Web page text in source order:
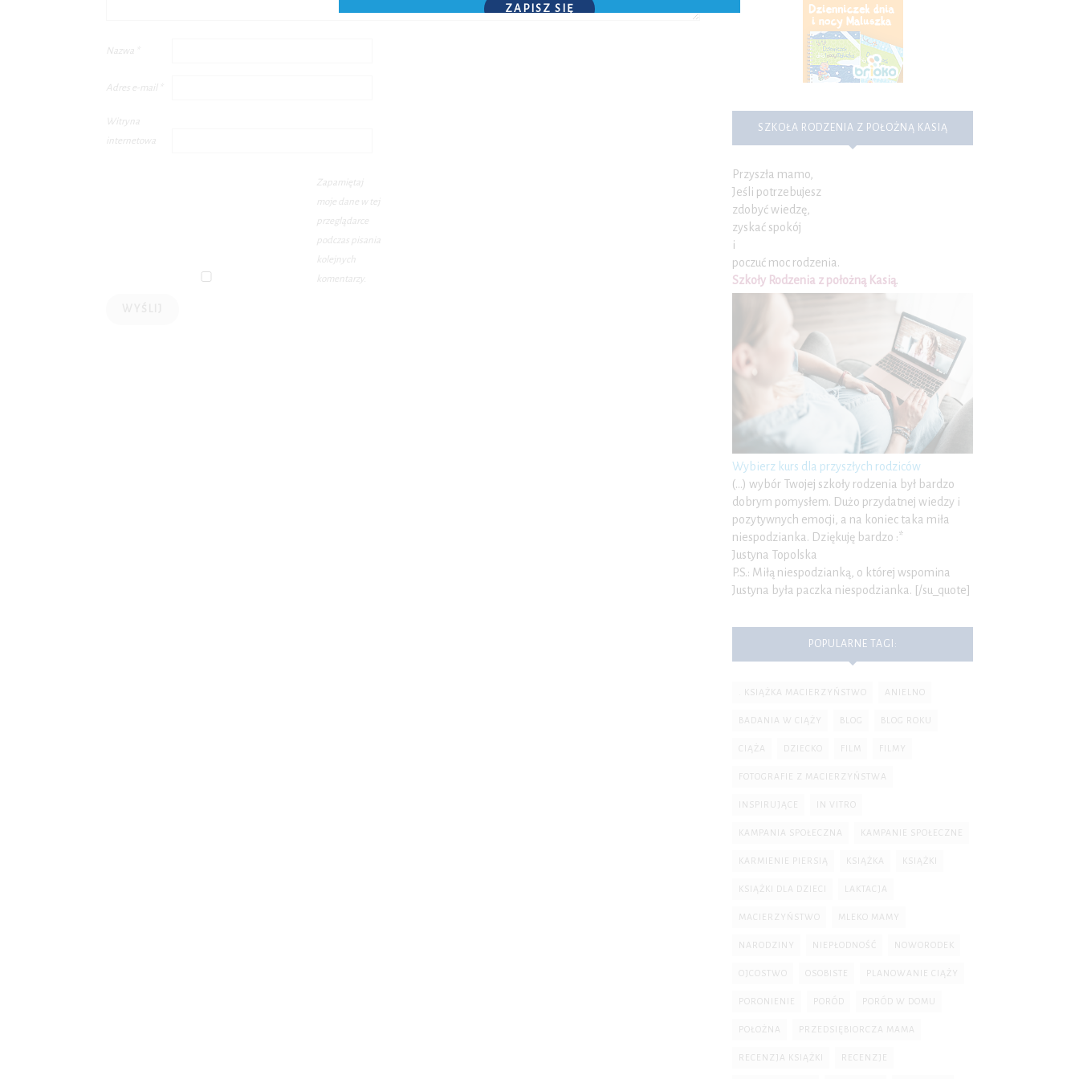
Nazwa
Adres e-mail
Witryna
internetowa
Zapamiętaj
moje dane w tej
przeglądarce
podczas pisania
kolejnych
komentarzy.
SZKOŁA RODZENIA Z POŁOŻNĄ KASIĄ
Przyszła mamo,
Jeśli potrzebujesz
zdobyć wiedzę,
zyskać spokój
i
poczuć moc rodzenia.
Szkoły Rodzenia z położną Kasią.
Wybierz kurs dla przyszłych rodziców
(…) wybór Twojej szkoły rodzenia był bardzo
dobrym pomysłem. Dużo przydatnej wiedzy i
pozytywnych emocji, a na koniec taka miła
niespodzianka. Dziękuję bardzo :*
Justyna Topolska
P.S.: Miłą niespodzianką, o której wspomina
Justyna była paczka niespodzianka. [/su_quote]
POPULARNE TAGI:
. KSIĄŻKA MACIERZYŃSTWO ANIELNO
BADANIA W CIĄŻY BLOG BLOG ROKU
CIĄŻA DZIECKO FILM FILMY
FOTOGRAFIE Z MACIERZYŃSTWA
INSPIRUJĄCE IN VITRO
KAMPANIA SPOŁECZNA KAMPANIE SPOŁECZNE
KARMIENIE PIERSIĄ KSIĄŻKA KSIĄŻKI
KSIĄŻKI DLA DZIECI LAKTACJA
MACIERZYŃSTWO MLEKO MAMY
NARODZINY NIEPŁODNOŚĆ NOWORODEK
OJCOSTWO OSOBISTE PLANOWANIE CIĄŻY
PORONIENIE PORÓD PORÓD W DOMU
POŁOŻNA PRZEDSIĘBIORCZA MAMA
RECENZJA KSIĄŻKI RECENZJE
ZAPISZ SIĘ